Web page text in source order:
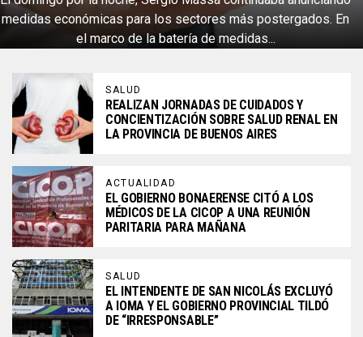
medidas económicas para los sectores más postergados. En
el marco de la batería de medidas...
SALUD
REALIZAN JORNADAS DE CUIDADOS Y
CONCIENTIZACIÓN SOBRE SALUD RENAL EN
LA PROVINCIA DE BUENOS AIRES
ACTUALIDAD
EL GOBIERNO BONAERENSE CITÓ A LOS
MÉDICOS DE LA CICOP A UNA REUNIÓN
PARITARIA PARA MAÑANA
SALUD
EL INTENDENTE DE SAN NICOLÁS EXCLUYÓ
A IOMA Y EL GOBIERNO PROVINCIAL TILDÓ
DE “IRRESPONSABLE”